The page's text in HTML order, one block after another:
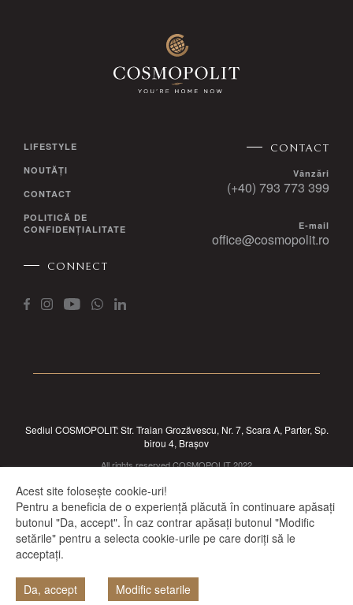
LIFESTYLE
NOUTĂȚI
CONTACT
POLITICĂ DE
CONFIDENȚIALITATE
CONNECT
CONTACT
Vânzări
(+40) 793 773 399
E-mail
office@cosmopolit.ro
Sediul COSMOPOLIT: Str. Traian Grozăvescu, Nr. 7, Scara A, Parter, Sp.
birou 4, Brașov
All rights reserved COSMOPOLIT 2022
PROIECTE IN LUCRU
Acest site folosește cookie-uri!
Pentru a beneficia de o experiență plăcută în continuare apăsați
butonul "Da, accept". În caz contrar apăsați butonul "Modific
setările" pentru a selecta cookie-urile pe care doriți să le
acceptați.
Da, accept Modific setarile